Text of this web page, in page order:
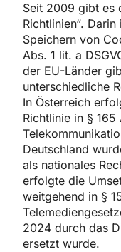
Seit 2009 gibt es
Richtlinien“.
Speichern von
Abs. 1 lit. a
der EU-Länder
unterschiedliche
In Österreich
Richtlinie in §
Deutschland
als nationales
erfolgte die
weitgehend in §
2024 durch das
ersetzt wurde.